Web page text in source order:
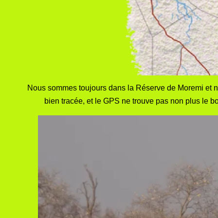
Nous sommes toujours dans la Réserve de Moremi et
bien tracée, et le GPS ne trouve pas non plus le